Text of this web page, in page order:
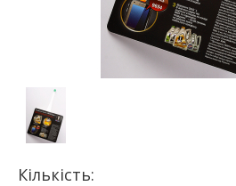
Кількість: